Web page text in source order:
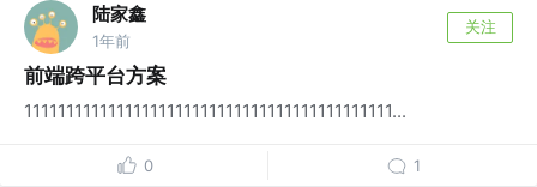
陆家鑫
1年前
关注
前端跨平台方案
11111111111111111111111111111111111111111111...
0 1